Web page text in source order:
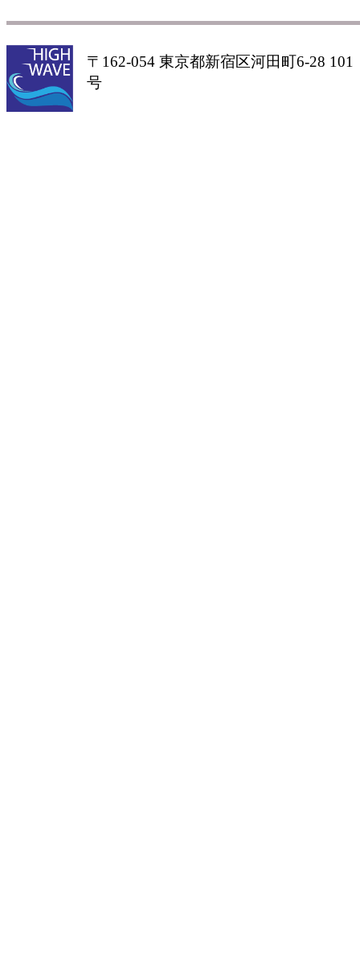
〒162-054 東京都新宿区河田町6-28 101
号